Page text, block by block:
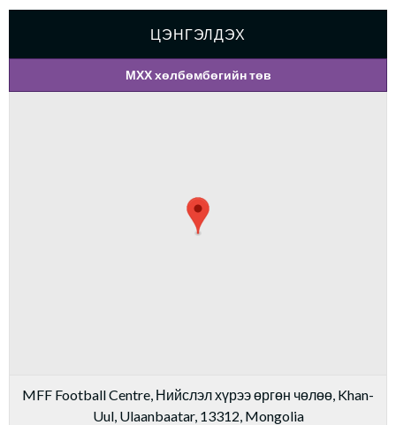
ЦЭНГЭЛДЭХ
МХХ хөлбөмбөгийн төв
MFF Football Centre, Нийслэл хүрээ өргөн чөлөө, Khan-
Uul, Ulaanbaatar, 13312, Mongolia